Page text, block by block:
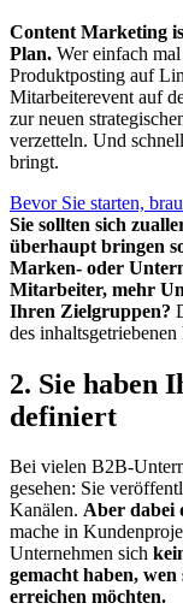
Content Marketing
Plan. Wer einfach
Produktposting auf
Mitarbeiterevent auf
zur neuen
verzetteln. Und
bringt.
Bevor Sie starten,
Sie sollten sich
überhaupt bringen
Marken- oder
Mitarbeiter, mehr
Ihren Zielgruppen?
des
2. Sie haben
definiert
Bei vielen B2B-
gesehen: Sie
Kanälen. Aber dabei
mache in
Unternehmen sich
gemacht haben,
erreichen möchten.